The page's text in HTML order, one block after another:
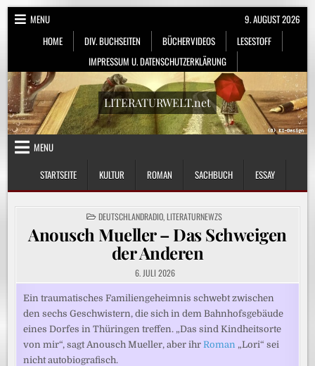
Skip
MENU
HOME
DIV. BUCHSEITEN BÜCHERVIDEOS
LESESTOFF
IMPRESSUM U. DATENSCHUTZERKLÄRUNG
9. AUGUST 2026
LITERATURWELT.net
MENU
STARTSEITE
KULTUR ROMAN SACHBUCH ESSAY
POSTED
IN
DEUTSCHLANDRADIO,LITERATURNEWZS
Anousch Mueller – Das Schweigen
der Anderen
6. JULI 2026
Ein traumatisches Familiengeheimnis schwebt zwischen
den sechs Geschwistern, die sich in dem Bahnhofsgebäude
eines Dorfes in Thüringen treffen. „Das sind Kindheitsorte
von mir“, sagt Anousch Mueller, aber ihr Roman „Lori“ sei
nicht autobiografisch.